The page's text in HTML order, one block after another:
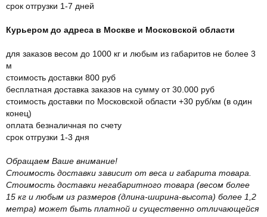
срок отгрузки 1-7 дней
Курьером до адреса в Москве и Московской области
для заказов весом до 1000 кг и любым из габаритов не более 3
м
стоимость доставки 800 руб
бесплатная доставка заказов на сумму от 30.000 руб
стоимость доставки по Московской области +30 руб/км (в один
конец)
оплата безналичная по счету
срок отгрузки 1-3 дня
Обращаем Ваше внимание!
Стоимость доставки зависит от веса и габарита товара.
Стоимость доставки негабаритного товара (весом более
15 кг и любым из размеров (длина-ширина-высота) более 1,2
метра) может быть платной и существенно отличающейся